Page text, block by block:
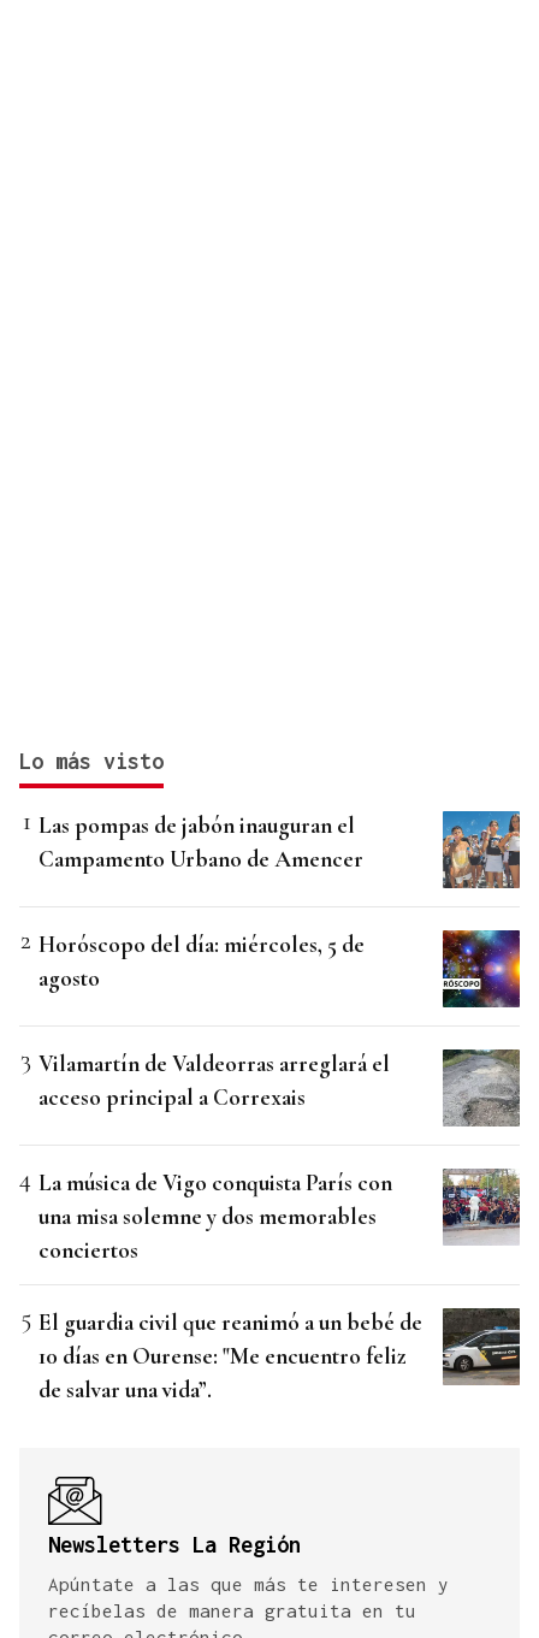
Lo más visto
Las pompas de jabón inauguran el
Campamento Urbano de Amencer
Horóscopo del día: miércoles, 5 de
agosto
Vilamartín de Valdeorras arreglará el
acceso principal a Correxais
La música de Vigo conquista París con
una misa solemne y dos memorables
conciertos
El guardia civil que reanimó a un bebé de
10 días en Ourense: "Me encuentro feliz
de salvar una vida”.
Newsletters La Región
Apúntate a las que más te interesen y
recíbelas de manera gratuita en tu